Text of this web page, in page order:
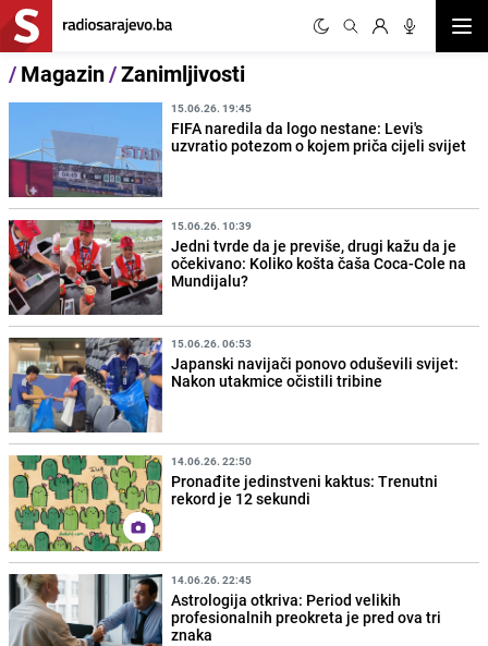
/Magazin/Zanimljivosti
15.06.26. 19:45
FIFA naredila da logo nestane: Levi's
uzvratio potezom o kojem priča cijeli svijet
15.06.26. 10:39
Jedni tvrde da je previše, drugi kažu da je
očekivano: Koliko košta čaša Coca-Cole na
Mundijalu?
15.06.26. 06:53
Japanski navijači ponovo oduševili svijet:
Nakon utakmice očistili tribine
14.06.26. 22:50
Pronađite jedinstveni kaktus: Trenutni
rekord je 12 sekundi
14.06.26. 22:45
Astrologija otkriva: Period velikih
profesionalnih preokreta je pred ova tri
znaka